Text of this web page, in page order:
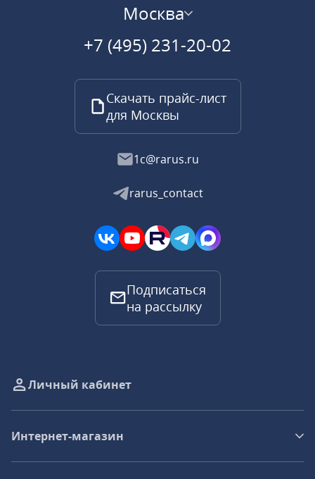
Москва
+7 (495) 231-20-02
Скачать прайс-лист
для Москвы
1c@rarus.ru
rarus_contact
Подписаться
на рассылку
Личный кабинет
Интернет-магазин